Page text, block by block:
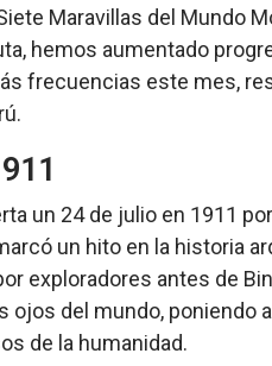
Maravillas del Mundo
hemos aumentado
frecuencias este mes,
un 24 de julio en 1911
un hito en la historia
exploradores antes de
ojos del mundo, poniendo
de la humanidad.